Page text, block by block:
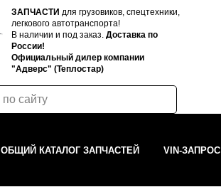
ЗАПЧАСТИ для грузовиков, спецтехники,
легкового автотранспорта!
В наличии и под заказ. Доставка по
России!
Официальный дилер компании
"Адверс" (Теплостар)
ОБЩИЙ КАТАЛОГ ЗАПЧАСТЕЙ VIN-ЗАПРОС